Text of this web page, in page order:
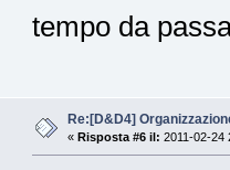
tempo da
Re:[D&D4]
« Risposta #6 il: 2011-02-24